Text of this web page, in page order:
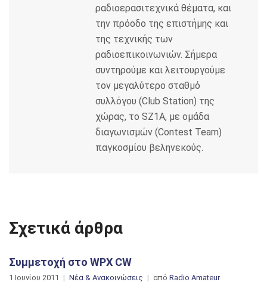
ραδιοερασιτεχνικά θέματα, και
την πρόοδο της επιστήμης και
της τεχνικής των
ραδιοεπικοινωνιών. Σήμερα
συντηρούμε και λειτουργούμε
τον μεγαλύτερο σταθμό
συλλόγου (Club Station) της
χώρας, το SZ1A, με ομάδα
διαγωνισμών (Contest Team)
παγκοσμίου βεληνεκούς.
Σχετικά άρθρα
Συμμετοχή στο WPX CW
1 Ιουνίου 2011 Νέα & Ανακοινώσεις από Radio Amateur